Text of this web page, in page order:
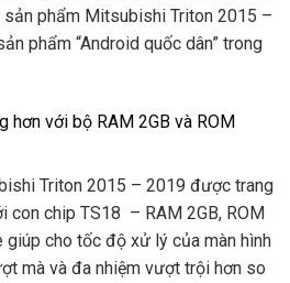
sản phẩm Mitsubishi Triton 2015 –
phẩm “Android quốc dân” trong
hơn với bộ RAM 2GB và ROM
Triton 2015 – 2019 được trang
con chip TS18 – RAM 2GB, ROM
giúp cho tốc độ xử lý của màn hình
mà và đa nhiệm vượt trội hơn so